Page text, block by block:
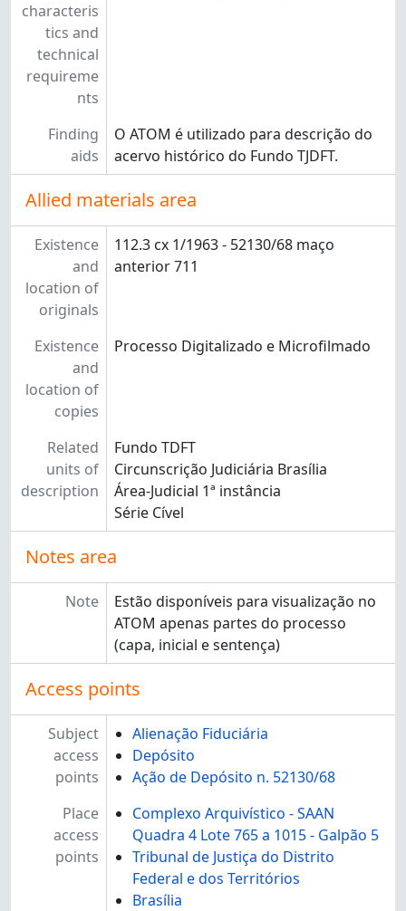
characteris
tics and
technical
requireme
nts
Finding
aids
O ATOM é utilizado para descrição do
acervo histórico do Fundo TJDFT.
Allied materials area
Existence
and
location of
originals
112.3 cx 1/1963 - 52130/68 maço
anterior 711
Existence
and
location of
copies
Processo Digitalizado e Microfilmado
Related
units of
description
Fundo TDFT
Circunscrição Judiciária Brasília
Área-Judicial 1ª instância
Série Cível
Notes area
Note
Estão disponíveis para visualização no
ATOM apenas partes do processo
(capa, inicial e sentença)
Access points
Subject
access
points
Alienação Fiduciária
Depósito
Ação de Depósito n. 52130/68
Place
access
points
Complexo Arquivístico - SAAN
Quadra 4 Lote 765 a 1015 - Galpão 5
Tribunal de Justiça do Distrito
Federal e dos Territórios
Brasília